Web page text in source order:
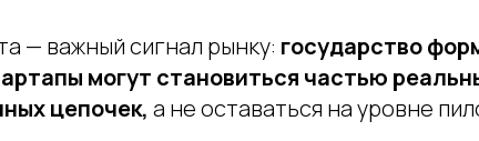
— важный сигнал рынку: государство
могут становиться частью
цепочек, а не оставаться на уровне